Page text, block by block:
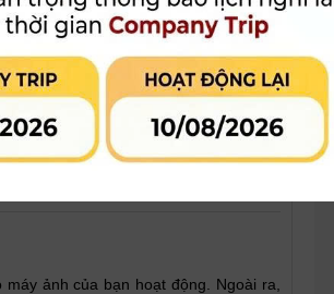
TRẢ GÓP
dụng
LIÊN HỆ CỬA
Đánh giá sản phẩm
ảnh của bạn hoạt động. Ngoài ra,